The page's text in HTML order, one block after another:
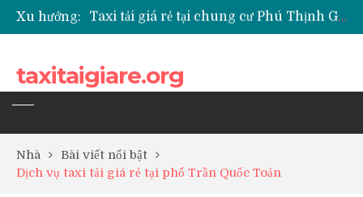
Xu hướng:
Taxi tải giá rẻ tại chung cư Park Kiara Hà Đông
Taxi tải giá rẻ tại chung cư Grande Park Phú Lãm
taxitaigiare.org
Nhà
Bài viết nổi bật
Dịch vụ taxi tải giá rẻ tại phố Trần Quốc Toản